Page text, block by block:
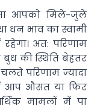
आपको मिले-जुले
धन भाव का स्वामी
अत: परिणाम
की स्थिति बेहतर
परिणाम ज्यादा
आप औसत या फिर
मामलों में पा